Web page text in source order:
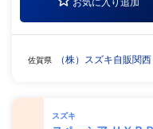
お気に入り追加
佐賀県 （株）スズキ自販関
スズキ